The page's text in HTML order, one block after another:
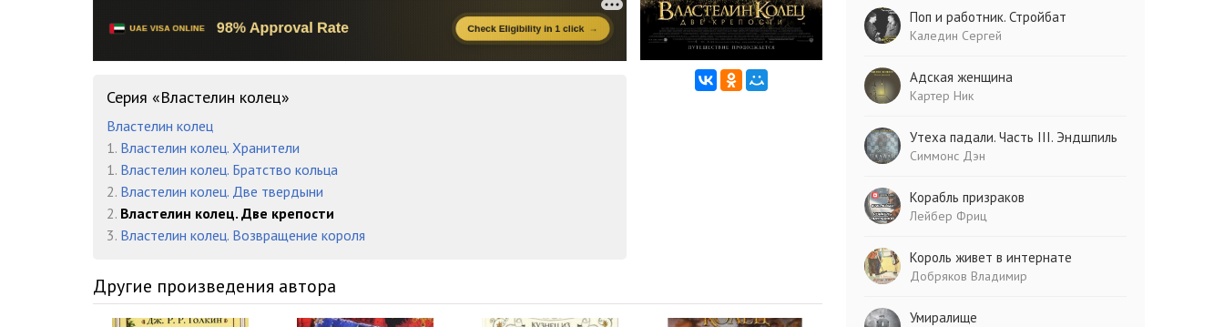
40:27
tvk_ch2_kn4_g04
tvk_ch2_kn4_g05
tvk_ch2_kn4_g06
tvk_ch2_kn4_g07
tvk_ch2_kn4_g09 27:09
Серия «Властелин колец»
Властелин колец
1. Властелин колец. Хранители
1. Властелин колец. Братство кольца
2. Властелин колец. Две твердыни
2. Властелин колец. Две крепости
3. Властелин колец. Возвращение короля
Другие произведения автора
Поп и работник. Стройбат
Каледин Сергей
Адская женщина
Картер Ник
Утеха падали. Часть III. Эндшпиль
Симмонс Дэн
Корабль призраков
Лейбер Фриц
Король живет в интернате
Добряков Владимир
Умиралище